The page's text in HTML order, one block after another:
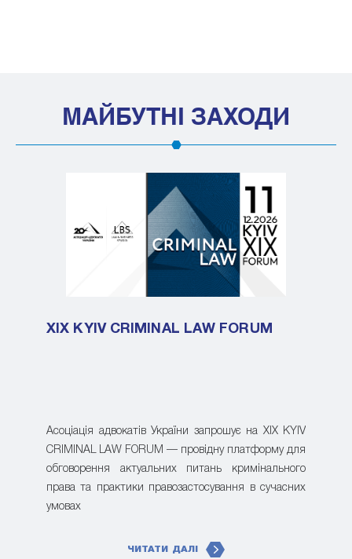
МАЙБУТНІ ЗАХОДИ
XIX KYIV CRIMINAL LAW FORUM
Асоціація адвокатів України запрошує на XIX KYIV
CRIMINAL LAW FORUM — провідну платформу для
обговорення актуальних питань кримінального
права та практики правозастосування в сучасних
умовах
ЧИТАТИ ДАЛІ